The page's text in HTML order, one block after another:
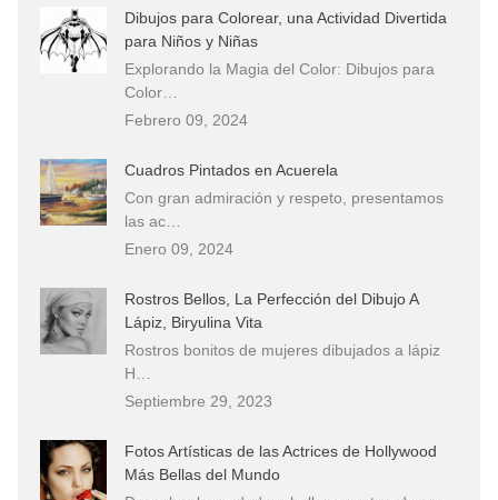
Dibujos para Colorear, una Actividad Divertida
para Niños y Niñas
Explorando la Magia del Color: Dibujos para
Color…
Febrero 09, 2024
Cuadros Pintados en Acuerela
Con gran admiración y respeto, presentamos
las ac…
Enero 09, 2024
Rostros Bellos, La Perfección del Dibujo A
Lápiz, Biryulina Vita
Rostros bonitos de mujeres dibujados a lápiz
H…
Septiembre 29, 2023
Fotos Artísticas de las Actrices de Hollywood
Más Bellas del Mundo